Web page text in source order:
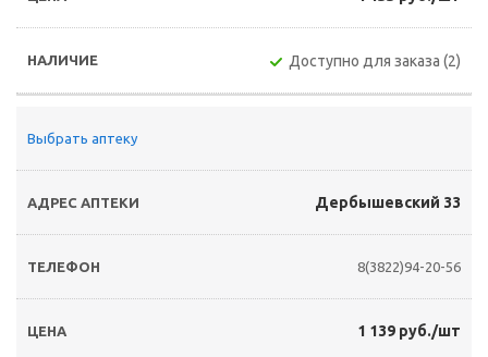
Доступно для заказа (2)
Выбрать аптеку
Дербышевский 33
8(3822)94-20-56
1 139 руб./шт